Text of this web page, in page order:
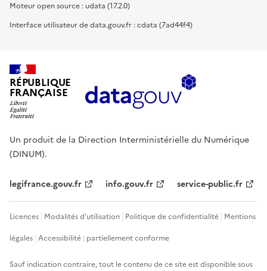
Moteur open source : udata (17.2.0)
Interface utilisateur de data.gouv.fr : cdata (7ad44f4)
RÉPUBLIQUE
FRANÇAISE
Un produit de la Direction Interministérielle du Numérique
(DINUM).
legifrance.gouv.fr info.gouv.fr service-public.fr
Licences Modalités d'utilisation Politique de confidentialité Mentions
légales Accessibilité : partiellement conforme
Sauf indication contraire, tout le contenu de ce site est disponible sous